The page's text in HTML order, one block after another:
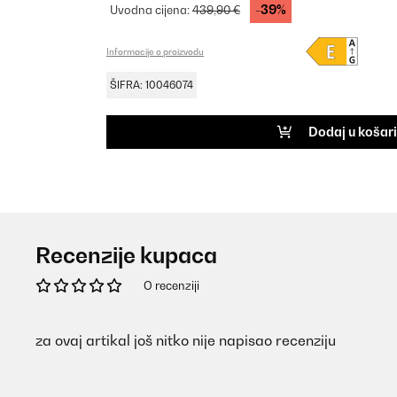
Uvodna cijena:439,90 € -39%
Informacije o proizvodu
ŠIFRA: 10046074
Dodaj u
Recenzije kupaca
O recenziji
za ovaj artikal još nitko nije napisao recenziju